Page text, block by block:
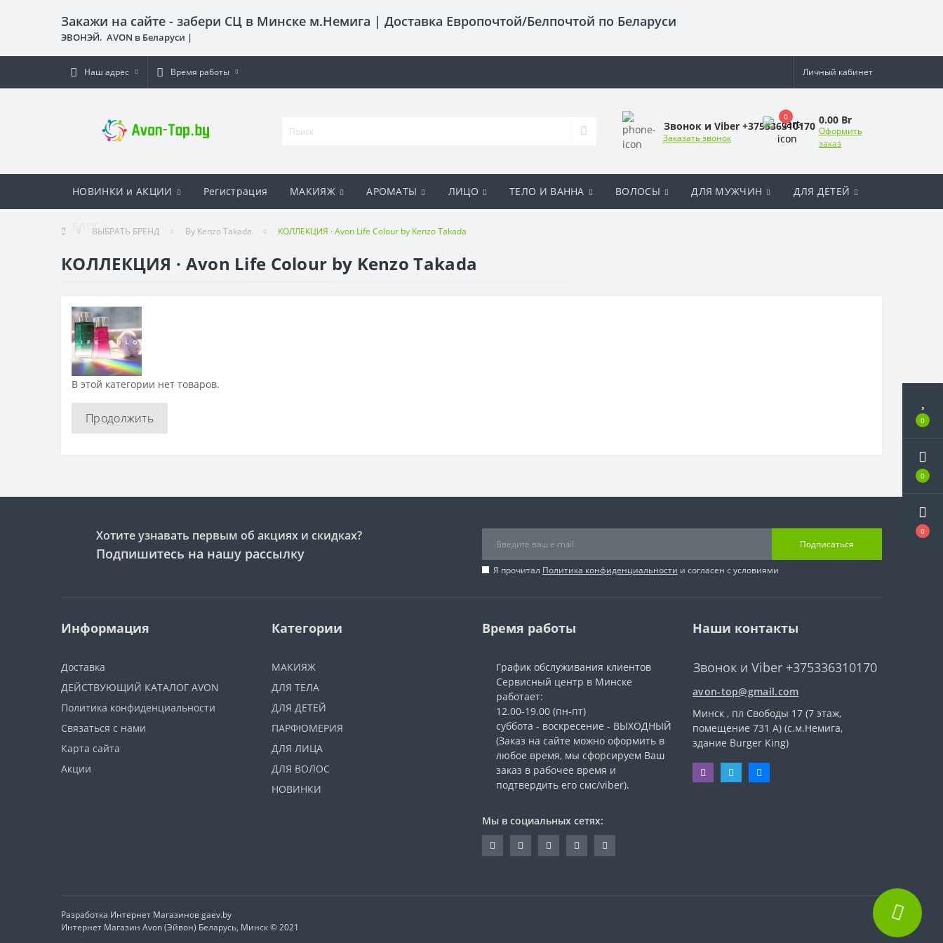
0
0
0
Закажи на сайте - забери СЦ в Минске м.Немига | Доставка Европочтой/Белпочтой по Беларуси
ЭВОНЭЙ. AVON в Беларуси |
Наш адрес Время работы Личный кабинет
Звонок и Viber +375336310170
Заказать звонок
0 0.00 Br
Оформить
заказ
НОВИНКИ и АКЦИИ Регистрация МАКИЯЖ АРОМАТЫ ЛИЦО ТЕЛО И ВАННА ВОЛОСЫ ДЛЯ МУЖЧИН ДЛЯ ДЕТЕЙ
БЛОГВЫБРАТЬ БРЕНД By Kenzo Takada КОЛЛЕКЦИЯ · Avon Life Colour by Kenzo Takada
КОЛЛЕКЦИЯ · Avon Life Colour by Kenzo Takada
В этой категории нет товаров.
Продолжить
Хотите узнавать первым об акциях и скидках?
Подпишитесь на нашу рассылку
Подписаться
Я прочитал Политика конфиденциальности и согласен с условиями
Информация
Доставка
ДЕЙСТВУЮЩИЙ КАТАЛОГ AVON
Политика конфиденциальности
Связаться с нами
Карта сайта
Акции
Категории
МАКИЯЖ
ДЛЯ ТЕЛА
ДЛЯ ДЕТЕЙ
ПАРФЮМЕРИЯ
ДЛЯ ЛИЦА
ДЛЯ ВОЛОС
НОВИНКИ
Время работы
График обслуживания клиентов
Сервисный центр в Минске
работает:
12.00-19.00 (пн-пт)
суббота - воскресение - ВЫХОДНЫЙ
(Заказ на сайте можно оформить в
любое время, мы сфорсируем Ваш
заказ в рабочее время и
подтвердить его смс/viber).
Мы в социальных сетях:
Наши контакты
Звонок и Viber +375336310170
avon-top@gmail.com
Минск , пл Свободы 17 (7 этаж,
помещение 731 А) (с.м.Немига,
здание Burger King)
Разработка Интернет Магазиновgaev.by
Интернет Магазин Avon (Эйвон) Беларусь, Минск © 2021